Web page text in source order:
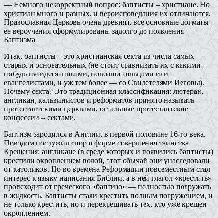
— Немного некорректный вопрос: баптисты – христиане. Но
христиан много и разных, и вероисповедания их отличаются.
Православная Церковь очень древняя, все основные догматы
ее вероучения сформулированы задолго до появления
Баптизма.
Итак, баптисты – это христианская секта из числа самых
старых и основательных (не стоит сравнивать их с какими-
нибудь пятидесятниками, новоапостольцами или
евангелистами, и уж тем более — со Свидетелями Иеговы).
Почему секта? Это традиционная классификация: лютеран,
англикан, кальвинистов и реформатов принято называть
протестантскими церквами, остальные протестантские
конфессии – сектами.
Баптизм зародился в Англии, в первой половине 16-го века.
Поводом послужил спор о форме совершения таинства
Крещения: англикане (в среде которых и появились баптисты)
крестили окроплением водой, этот обычай они унаследовали
от католиков. Но во времена Реформации повсеместным стал
интерес к языку написания Библии, а в ней глагол «крестить»
происходит от греческого «баптизо» — полностью погружать
в жидкость. Баптисты стали крестить полным погружением, и
не только крестить, но и перекрещивать тех, кто уже крещен
окроплением.